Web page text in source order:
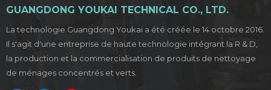
GUANGDONG YOUKAI TECHNICAL CO., LTD.
La technologie Guangdong Youkai a été créée le 14 octobre 2016.
Il s'agit d'une entreprise de haute technologie intégrant la R & D,
la production et la commercialisation de produits de nettoyage
de ménages concentrés et verts.